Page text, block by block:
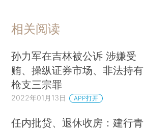
相关阅读
孙力军在吉林被公诉 涉嫌受
贿、操纵证券市场、非法持有
枪支三宗罪
2022年01月13日 APP打开
任内批贷、退休收房：建行青